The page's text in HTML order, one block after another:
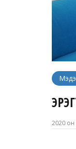
2020 он